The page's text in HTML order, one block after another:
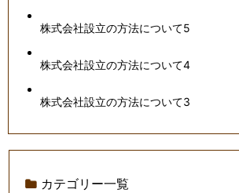
株式会社設立の方法について5
株式会社設立の方法について4
株式会社設立の方法について3
カテゴリー一覧